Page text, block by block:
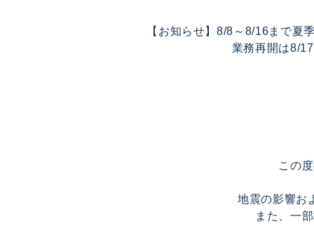
【お知らせ】8/8～8/16まで夏
業務再開は8/
この
地震の影響お
また、一